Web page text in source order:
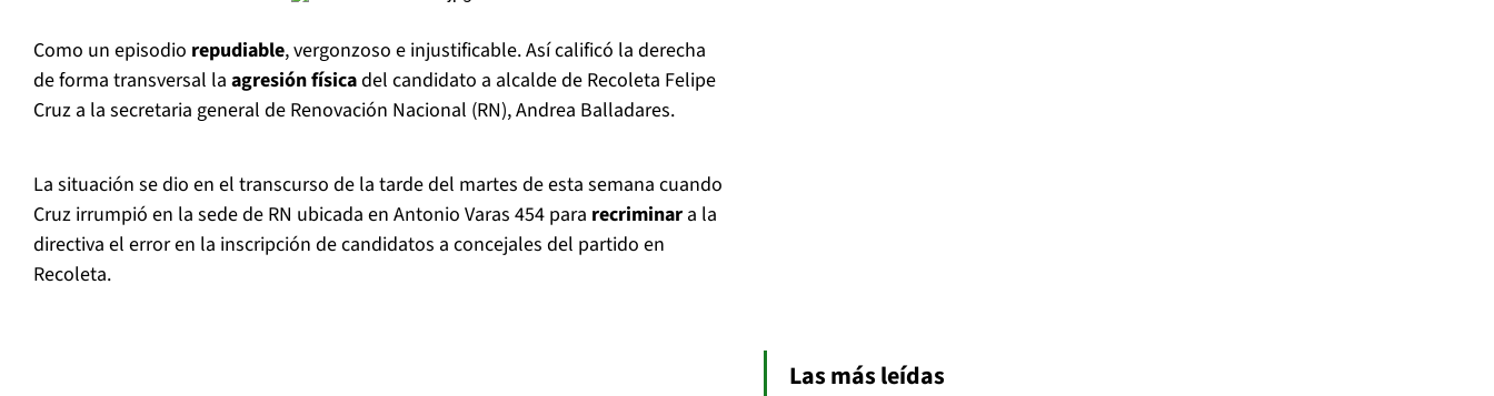
Como un episodio repudiable, vergonzoso e injustificable. Así calificó la derecha
de forma transversal la agresión físicadel candidato a alcalde de Recoleta Felipe
Cruz a la secretaria general de Renovación Nacional (RN), Andrea Balladares.
La situación se dio en el transcurso de la tarde del martes de esta semana cuando
Cruz irrumpió en la sede de RN ubicada en Antonio Varas 454 para recriminar a la
directiva el error en la inscripción de candidatos a concejales del partido en
Recoleta.
Las más leídas